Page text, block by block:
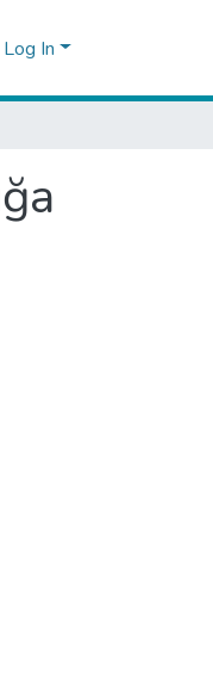
Log In